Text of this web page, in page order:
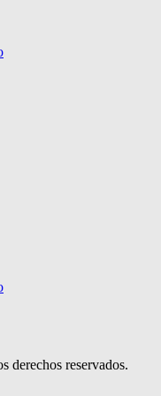
derechos reservados.